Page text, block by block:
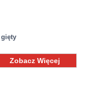
gięty
Zobacz Więcej